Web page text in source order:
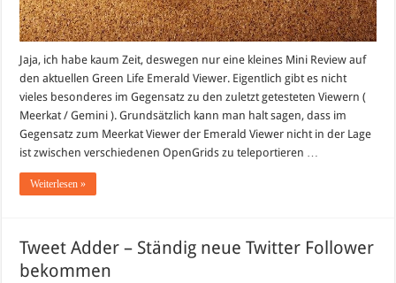
Jaja, ich habe kaum Zeit, deswegen nur eine kleines Mini Review auf
den aktuellen Green Life Emerald Viewer. Eigentlich gibt es nicht
vieles besonderes im Gegensatz zu den zuletzt getesteten Viewern (
Meerkat / Gemini ). Grundsätzlich kann man halt sagen, dass im
Gegensatz zum Meerkat Viewer der Emerald Viewer nicht in der Lage
ist zwischen verschiedenen OpenGrids zu teleportieren …
Weiterlesen »
Tweet Adder – Ständig neue Twitter Follower
bekommen